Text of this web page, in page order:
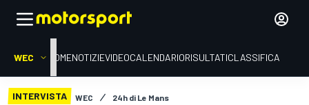
WEC HOMENOTIZIEVIDEOCALENDARIORISULTATICLASSIFICA
INTERVISTA WEC 24h di Le Mans